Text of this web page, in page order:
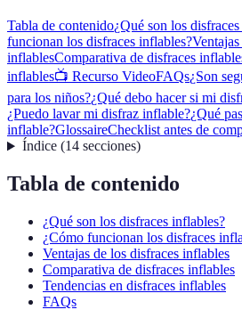
Tabla de contenido¿Qué son los
funcionan los disfraces inflables?
inflablesComparativa de disfraces
inflables📺 Recurso VideoFAQs¿Son
para los niños?¿Qué debo hacer si mi
¿Puedo lavar mi disfraz inflable?¿Qué
inflable?GlossaireChecklist antes de
Índice(14 secciones)
Tabla de contenido
¿Qué son los disfraces inflables?
¿Cómo funcionan los disfraces
Ventajas de los disfraces inflables
Comparativa de disfraces inflables
Tendencias en disfraces inflables
FAQs